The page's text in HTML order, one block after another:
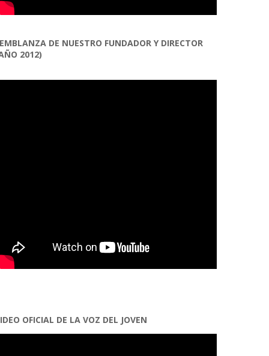
DE NUESTRO FUNDADOR Y DIRECTOR
2012)
OFICIAL DE LA VOZ DEL JOVEN